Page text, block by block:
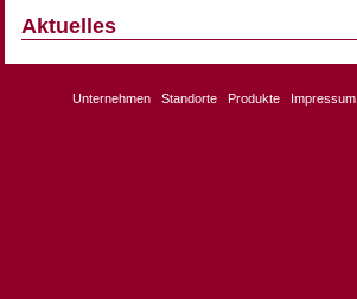
Aktuelles
Unternehmen Standorte Produkte Impressum